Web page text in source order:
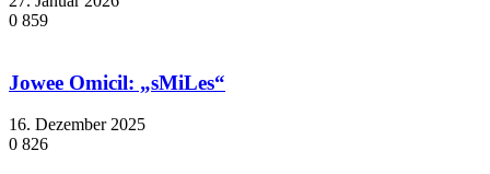
0 859
Jowee Omicil: „sMiLes“
16. Dezember 2025
0 826